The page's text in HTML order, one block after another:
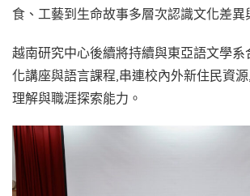
食、工藝到生命故事多層次認識文化差異
越南研究中心後續將持續與東亞語文學系
化講座與語言課程,串連校內外新住民資
理解與職涯探索能力。